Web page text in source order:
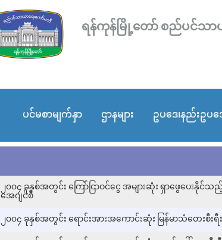
ရန်ကုန်မြို့တော် စည်ပင်သာ
ပင်မစာမျက်နှာ ဌာနများ ဥပဒေ၊နည်းဥပဒေ
၂၀၀၄ ခုနှစ်အတွင်း ကြော်ငြာဝင်ငွေ အများဆုံး ရှာဖွေပေးနိုင်သ
အေဂျင်စီ
၂၀၀၄ ခုနှစ်အတွင်း ရောင်းအားအကောင်းဆုံး မြန်မာသံတေး